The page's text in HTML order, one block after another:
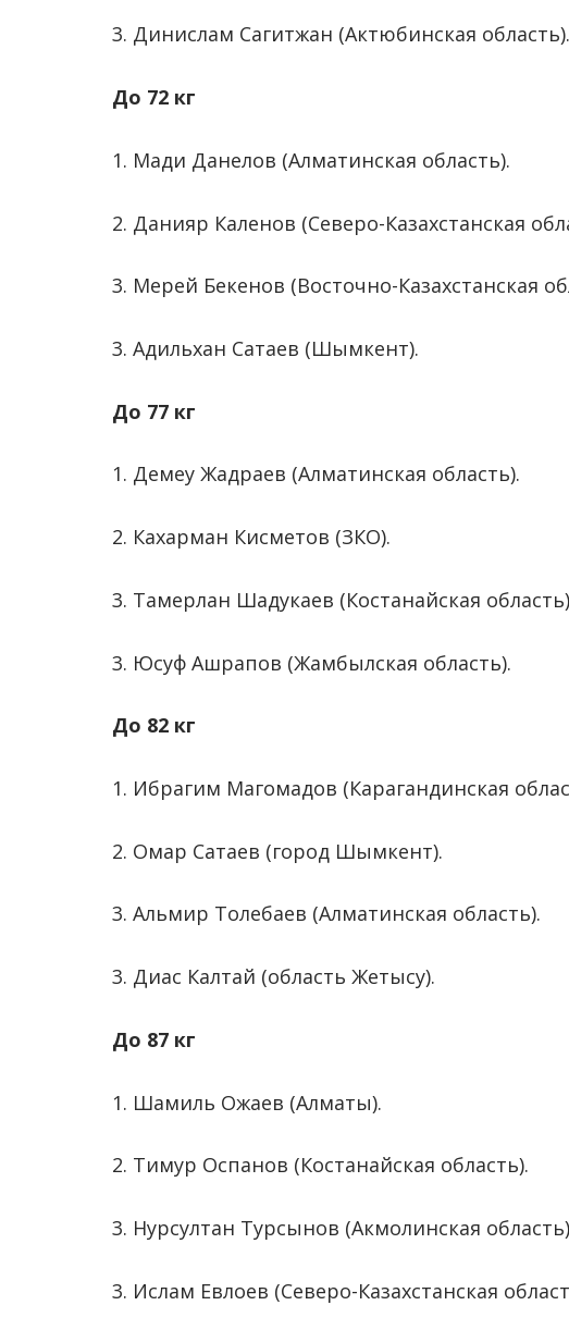
3. Динислам Сагитжан (Актюбинская область).
До 72 кг
1. Мади Данелов (Алматинская область).
2. Данияр Каленов (Северо-Казахстанская
3. Мерей Бекенов (Восточно-Казахстанская
3. Адильхан Сатаев (Шымкент).
До 77 кг
1. Демеу Жадраев (Алматинская область).
2. Кахарман Кисметов (ЗКО).
3. Тамерлан Шадукаев (Костанайская
3. Юсуф Ашрапов (Жамбылская область).
До 82 кг
1. Ибрагим Магомадов (Карагандинская
2. Омар Сатаев (город Шымкент).
3. Альмир Толебаев (Алматинская область).
3. Диас Калтай (область Жетысу).
До 87 кг
1. Шамиль Ожаев (Алматы).
2. Тимур Оспанов (Костанайская область).
3. Нурсултан Турсынов (Акмолинская
3. Ислам Евлоев (Северо-Казахстанская